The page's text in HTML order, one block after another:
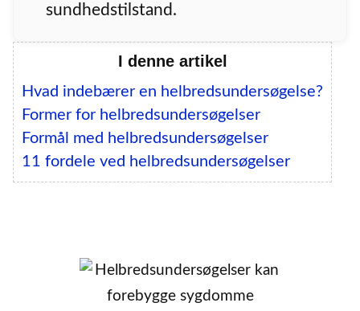
sundhedstilstand.
I denne artikel
Hvad indebærer en helbredsundersøgelse?
Former for helbredsundersøgelser
Formål med helbredsundersøgelser
11 fordele ved helbredsundersøgelser